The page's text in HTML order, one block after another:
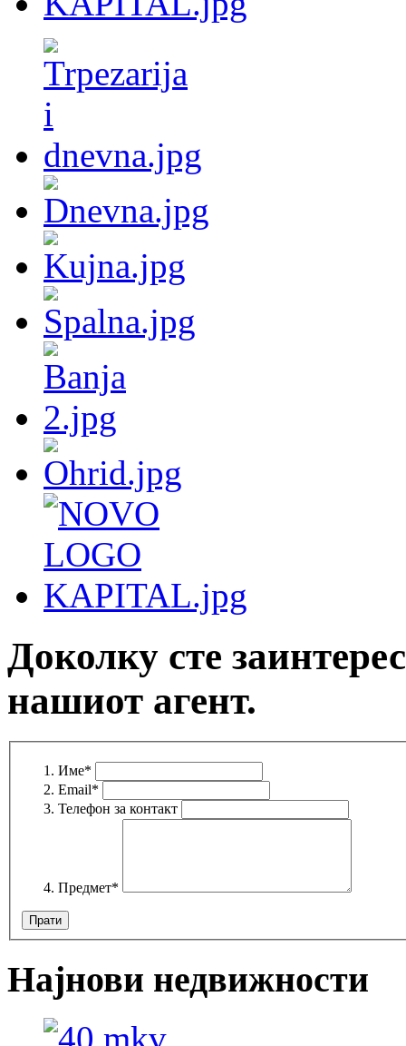
Доколку сте
нашиот агент.
Име*
Email*
Телефон за контакт
Предмет*
Најнови недвижности